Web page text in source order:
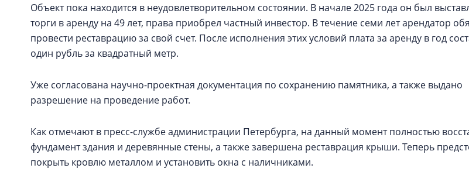
Объект пока находится в неудовлетворительном состоянии. В начале 2025 года он был
торги в аренду на 49 лет, права приобрел частный инвестор. В течение семи лет арендатор
провести реставрацию за свой счет. После исполнения этих условий плата за аренду в год
один рубль за квадратный метр.
Уже согласована научно-проектная документация по сохранению памятника, а также выдано
разрешение на проведение работ.
Как отмечают в пресс-службе администрации Петербурга, на данный момент полностью
фундамент здания и деревянные стены, а также завершена реставрация крыши. Теперь
покрыть кровлю металлом и установить окна с наличниками.